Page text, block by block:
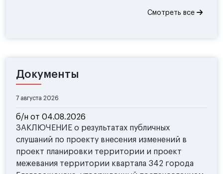
Смотреть все
Документы
7 августа 2026
б/н от 04.08.2026
ЗАКЛЮЧЕНИЕ о результатах публичных
слушаний по проекту внесения изменений в
проект планировки территории и проект
межевания территории квартала 342 города